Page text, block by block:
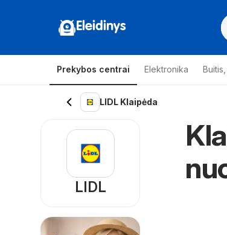
Eleidinys
Prekybos centrai Elektronika
LIDL Klaipėda
LIDL